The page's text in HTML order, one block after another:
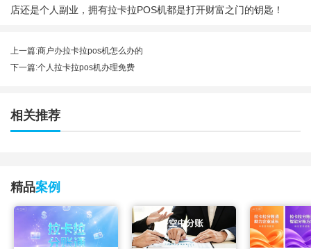
店还是个人副业，拥有拉卡拉POS机都是打开财富之门的钥匙！
上一篇:商户办拉卡拉pos机怎么办的
下一篇:个人拉卡拉pos机办理免费
相关推荐
精品案例